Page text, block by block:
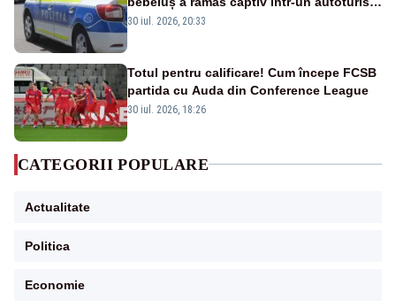
din cauza unei defecțiuni
30 iul. 2026, 20:33
Totul pentru calificare! Cum începe FCSB
partida cu Auda din Conference League
30 iul. 2026, 18:26
CATEGORII POPULARE
Actualitate
Politica
Economie